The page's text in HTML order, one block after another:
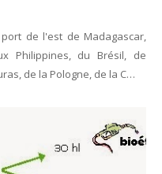
de l'est de Madagascar,
Philippines, du Brésil, de
de la Pologne, de la C…